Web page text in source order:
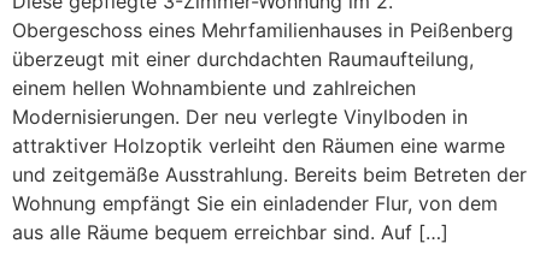
Obergeschoss eines Mehrfamilienhauses in Peißenberg
überzeugt mit einer durchdachten Raumaufteilung,
einem hellen Wohnambiente und zahlreichen
Modernisierungen. Der neu verlegte Vinylboden in
attraktiver Holzoptik verleiht den Räumen eine warme
und zeitgemäße Ausstrahlung. Bereits beim Betreten der
Wohnung empfängt Sie ein einladender Flur, von dem
aus alle Räume bequem erreichbar sind. Auf […]